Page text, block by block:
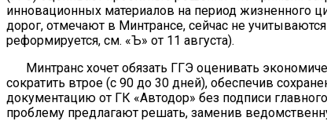
инновационных материалов на период жизненного
дорог, отмечают в Минтрансе, сейчас не
реформируется, см. «Ъ» от 11 августа).
Минтранс хочет обязать ГГЭ оценивать
сократить втрое (с 90 до 30 дней), обеспечив
документацию от ГК «Автодор» без подписи
проблему предлагают решать, заменив